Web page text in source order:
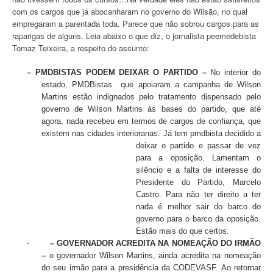
com os cargos que já abocanharam no governo do Wilsão, no qual
empregaram a parentada toda. Parece que não sobrou cargos para as
raparigas de alguns. Leia abaixo o que diz, o jornalista peemedebista
Tomaz Teixeira, a respeito do assunto:
– PMDBISTAS PODEM DEIXAR O PARTIDO –No interior do
estado, PMDBistas que apoiaram a campanha de Wilson
Martins estão indignados pelo tratamento dispensado pelo
governo de Wilson Martins às bases do partido, que até
agora, nada recebeu em termos de cargos de confiança, que
existem nas cidades interioranas. Já tem pmdbista decidido a
deixar o partido e passar de vez
para a oposição. Lamentam o
silêncio e a falta de interesse do
Presidente do Partido, Marcelo
Castro. Para não ter direito a ter
nada é melhor sair do barco do
governo para o barco da oposição.
Estão mais do que certos.
· – GOVERNADOR ACREDITA NA NOMEAÇÃO DO IRMÃO
– o governador Wilson Martins, ainda acredita na nomeação
do seu irmão para a presidência da CODEVASF. Ao retornar